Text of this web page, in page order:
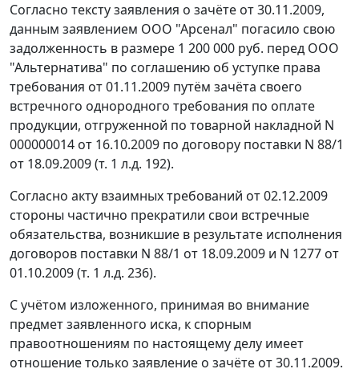
Согласно тексту заявления о зачёте от 30.11.2009,
данным заявлением ООО "Арсенал" погасило свою
задолженность в размере 1 200 000 руб. перед ООО
"Альтернатива" по соглашению об уступке права
требования от 01.11.2009 путём зачёта своего
встречного однородного требования по оплате
продукции, отгруженной по товарной накладной N
000000014 от 16.10.2009 по договору поставки N 88/1
от 18.09.2009 (т. 1 л.д. 192).
Согласно акту взаимных требований от 02.12.2009
стороны частично прекратили свои встречные
обязательства, возникшие в результате исполнения
договоров поставки N 88/1 от 18.09.2009 и N 1277 от
01.10.2009 (т. 1 л.д. 236).
С учётом изложенного, принимая во внимание
предмет заявленного иска, к спорным
правоотношениям по настоящему делу имеет
отношение только заявление о зачёте от 30.11.2009.